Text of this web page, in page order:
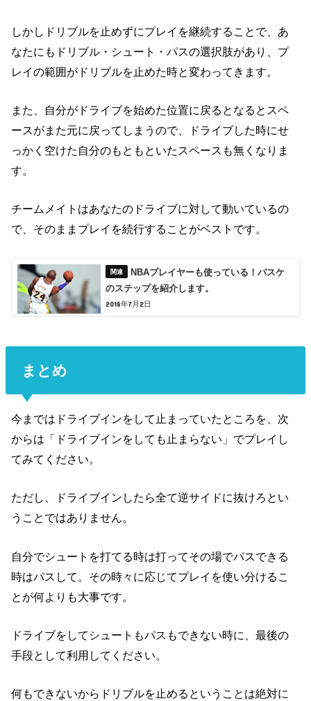
しかしドリブルを止めずにプレイを継続することで、 あ
なたにもドリブル・シュート・パスの選択肢があり、プ
レイの範囲が ドリブルを止めた時と変わってきます。
また、自分がドライブを始めた位置に戻るとなると スペ
ースがまた元に戻ってしまうので、ドライブした時にせ
っかく空けた自分のもともといたスペースも無くなりま
す。
チームメイトはあなたのドライブに対して動いているの
で、 そのままプレイを続行することがベストです。
NBAプレイヤーも使っている！バスケ
のステップを紹介します。
2018年7月2日
まとめ
今までは ドライブインをして止まっていた ところを、 次
からは「
ドライブインをしても止まらない」 でプレイし
てみてください。
ただし、ドライブインしたら全て逆サイドに抜けろ とい
うことではありません。
自分でシュートを打てる時は打ってその場でパスできる
時はパスして。 その時々に応じてプレイを使い分けるこ
とが何よりも大事です。
ドライブをして シュートもパスもできない時に、最後の
手段として利用してください。
何もできないからドリブルを止める ということは絶対に